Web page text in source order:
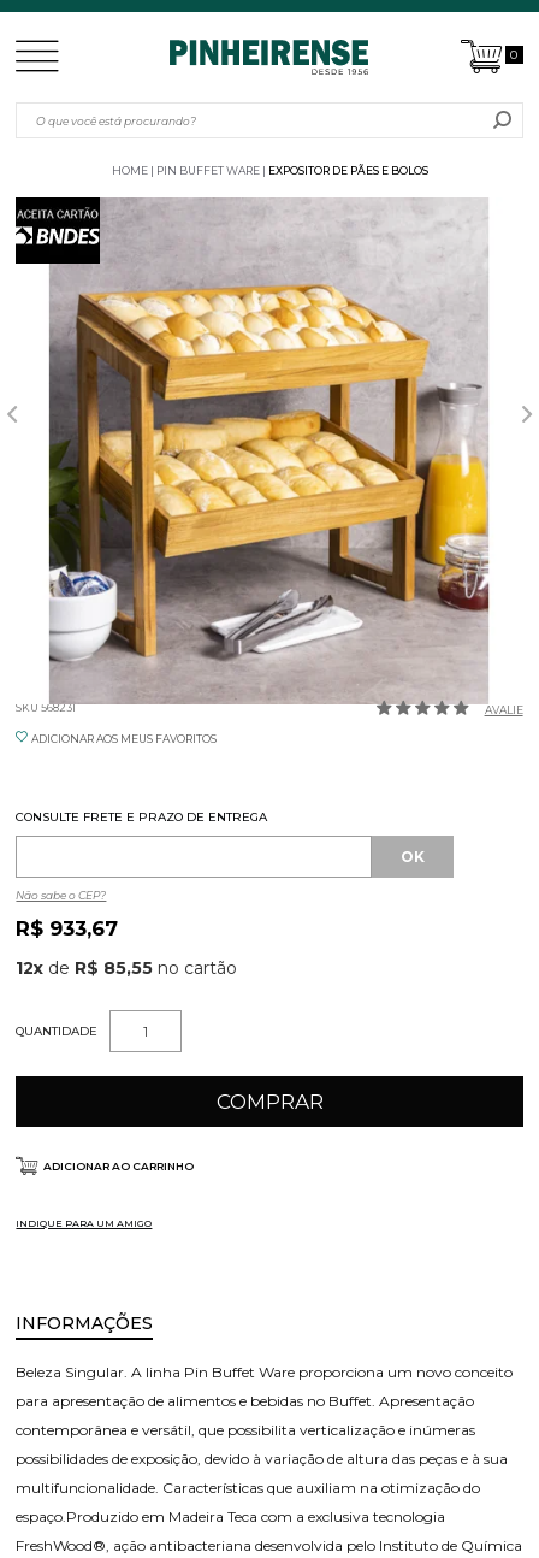
0
HOME PIN BUFFET WARE EXPOSITOR DE PÃES E BOLOS
PRATELEIRA DUPLA 45X30X49CM PBW
SKU 568231 AVALIE
ADICIONAR AOS MEUS FAVORITOS
CONSULTE FRETE E PRAZO DE ENTREGA
Não sabe o CEP?
R$ 933,67
12x de R$ 85,55
QUANTIDADE
COMPRAR
ADICIONAR AO CARRINHO
INDIQUE PARA UM AMIGO
INFORMAÇÕES
Beleza Singular. A linha Pin Buffet Ware proporciona um novo conceito
para apresentação de alimentos e bebidas no Buffet. Apresentação
contemporânea e versátil, que possibilita verticalização e inúmeras
possibilidades de exposição, devido à variação de altura das peças e à sua
multifuncionalidade. Características que auxiliam na otimização do
espaço.Produzido em Madeira Teca com a exclusiva tecnologia
FreshWood®, ação antibacteriana desenvolvida pelo Instituto de Química